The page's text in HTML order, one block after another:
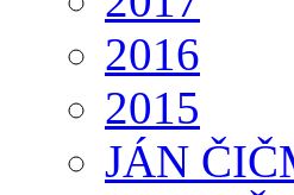
2016
2015
JÁN